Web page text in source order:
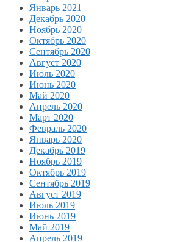
Январь 2021
Декабрь 2020
Ноябрь 2020
Октябрь 2020
Сентябрь 2020
Август 2020
Июль 2020
Июнь 2020
Май 2020
Апрель 2020
Март 2020
Февраль 2020
Январь 2020
Декабрь 2019
Ноябрь 2019
Октябрь 2019
Сентябрь 2019
Август 2019
Июль 2019
Июнь 2019
Май 2019
Апрель 2019